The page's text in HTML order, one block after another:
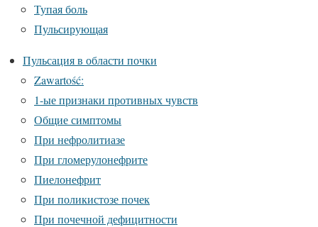
Тупая боль
Пульсирующая
Пульсация в области почки
Zawartość:
1-ые признаки противных чувств
Общие симптомы
При нефролитиазе
При гломерулонефрите
Пиелонефрит
При поликистозе почек
При почечной дефицитности